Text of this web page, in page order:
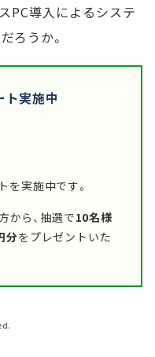
PC導入によるシステ
ろうか。
ト実施中
を実施中です。
から、抽選で10名様
分をプレゼントいた